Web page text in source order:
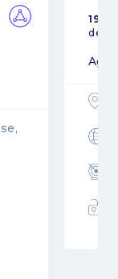
19
de